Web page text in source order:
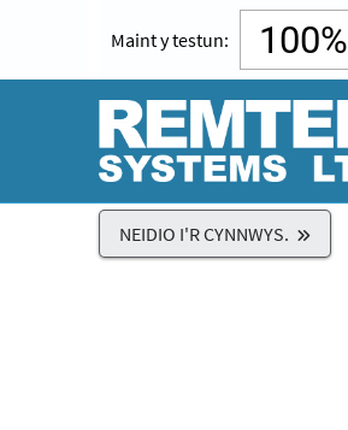
NEIDIO I'R CYNNWYS.
Maint y testun: 100%